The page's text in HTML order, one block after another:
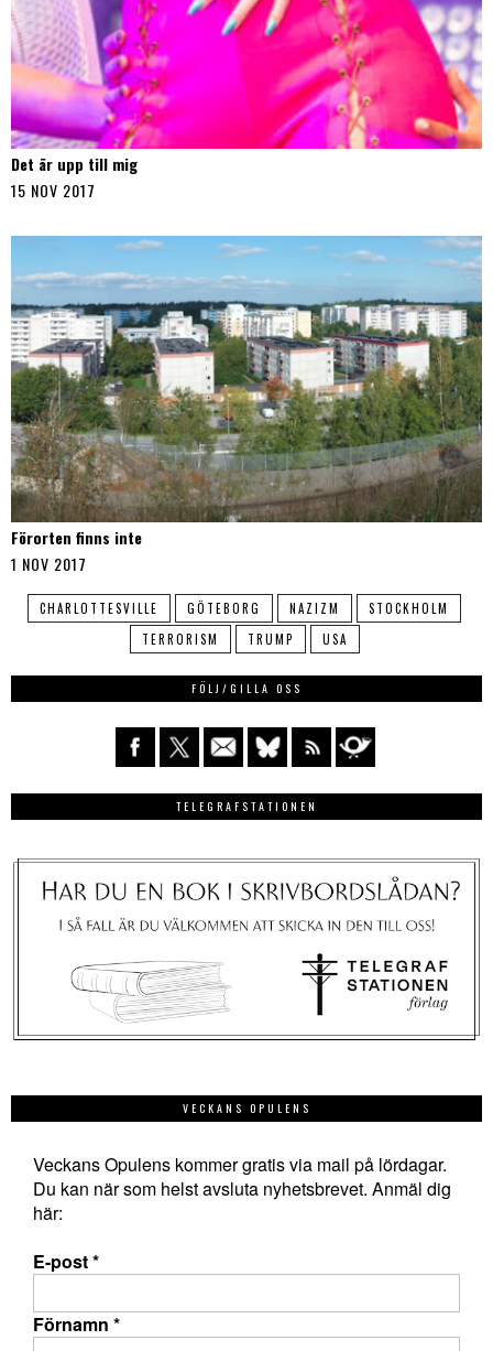
Det är upp till mig
15 NOV 2017
Förorten finns inte
1 NOV 2017
CHARLOTTESVILLE GÖTEBORG NAZIZM
STOCKHOLM
TERRORISM
TRUMP USA
FÖLJ/GILLA OSS
TELEGRAFSTATIONEN
VECKANS OPULENS
Veckans Opulens kommer gratis via mail på lördagar.
Du kan när som helst avsluta nyhetsbrevet. Anmäl dig
här:
E-post*
Förnamn *